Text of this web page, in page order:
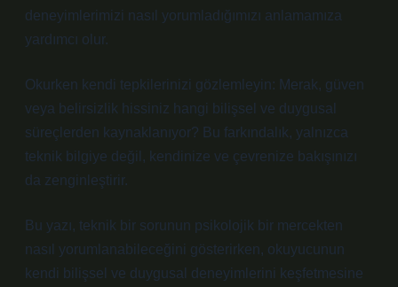
deneyimlerimizi nasıl yorumladığımızı anlamamıza
yardımcı olur.
Okurken kendi tepkilerinizi gözlemleyin: Merak, güven
veya belirsizlik hissiniz hangi bilişsel ve duygusal
süreçlerden kaynaklanıyor? Bu farkındalık, yalnızca
teknik bilgiye değil, kendinize ve çevrenize bakışınızı
da zenginleştirir.
Bu yazı, teknik bir sorunun psikolojik bir mercekten
nasıl yorumlanabileceğini gösterirken, okuyucunun
kendi bilişsel ve duygusal deneyimlerini keşfetmesine